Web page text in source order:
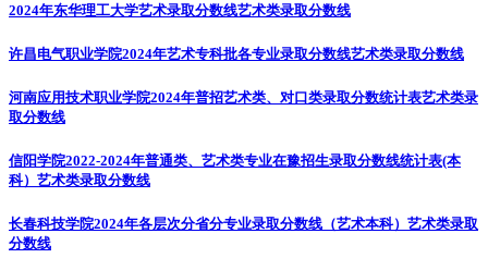
2024年东华理工大学艺术录取分数线艺术类录取分数线
许昌电气职业学院2024年艺术专科批各专业录取分数线艺术类录取分数线
河南应用技术职业学院2024年普招艺术类、对口类录取分数统计表艺术类录
取分数线
信阳学院2022-2024年普通类、艺术类专业在豫招生录取分数线统计表(本
科） 艺术类录取分数线
长春科技学院2024年各层次分省分专业录取分数线（艺术本科） 艺术类录取
分数线